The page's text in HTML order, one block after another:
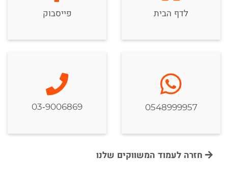
לדף הבית פייסבוק
0548999957
03-9006869
חזרה לעמוד המשווקים שלנו